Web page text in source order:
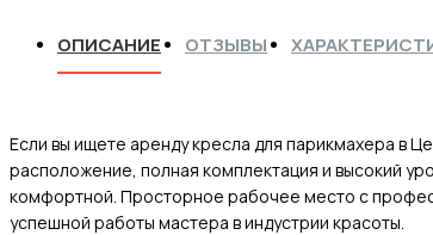
ОПИСАНИЕ ОТЗЫВЫ
Если вы ищете аренду кресла для парикмахера в
расположение, полная комплектация и высокий
комфортной. Просторное рабочее место с
успешной работы мастера в индустрии красоты.